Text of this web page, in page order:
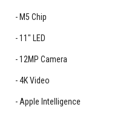
M5 Chip
11" LED
12MP Camera
4K Video
Apple Intelligence